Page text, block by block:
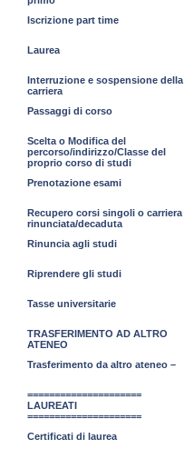
Iscrizione part time
Laurea
Interruzione e sospensione della
carriera
Passaggi di corso
Scelta o Modifica del
percorso/indirizzo/Classe del
proprio corso di studi
Prenotazione esami
Recupero corsi singoli o carriera
rinunciata/decaduta
Rinuncia agli studi
Riprendere gli studi
Tasse universitarie
TRASFERIMENTO AD ALTRO
ATENEO
Trasferimento da altro ateneo –
=====================
LAUREATI
=====================
Certificati di laurea